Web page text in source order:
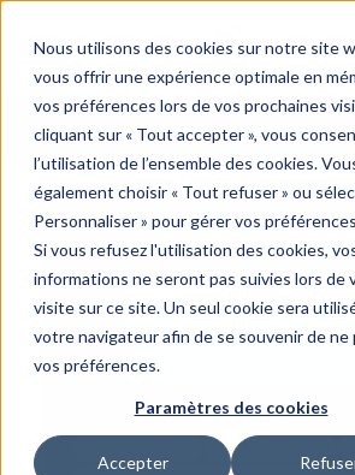
Nous utilisons des cookies sur notre site
vous offrir une expérience optimale en
vos préférences lors de vos prochaines
cliquant sur « Tout accepter », vous
l’utilisation de l’ensemble des cookies.
également choisir « Tout refuser » ou
Personnaliser » pour gérer vos
Si vous refusez l'utilisation des cookies,
informations ne seront pas suivies lors de
visite sur ce site. Un seul cookie sera
votre navigateur afin de se souvenir de ne
vos préférences.
Paramètres des cookies
Accepter
menu
RECHERCHE DE
Véhicule | NIV
Numéro de pièce |